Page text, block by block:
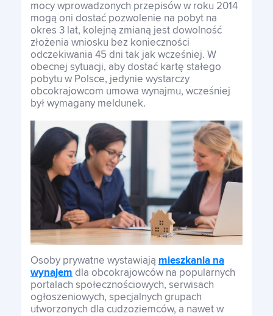
mocy wprowadzonych przepisów w roku 2014
mogą oni dostać pozwolenie na pobyt na
okres 3 lat, kolejną zmianą jest dowolność
złożenia wniosku bez konieczności
odczekiwania 45 dni tak jak wcześniej. W
obecnej sytuacji, aby dostać kartę stałego
pobytu w Polsce, jedynie wystarczy
obcokrajowcom umowa wynajmu, wcześniej
był wymagany meldunek.
Osoby prywatne wystawiają mieszkania na
wynajem dla obcokrajowców na popularnych
portalach społecznościowych, serwisach
ogłoszeniowych, specjalnych grupach
utworzonych dla cudzoziemców, a nawet w